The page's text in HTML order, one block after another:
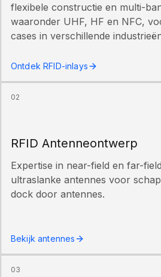
flexibele constructie en multi-
waaronder UHF, HF en NFC,
cases in verschillende
Ontdek RFID-inlays
02
RFID Antenneontwerp
Expertise in near-field en far-
ultraslanke antennes voor
dock door antennes.
Bekijk antennes
03